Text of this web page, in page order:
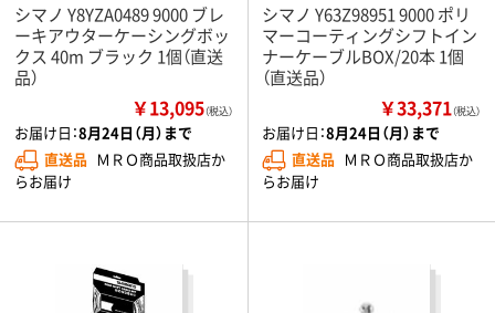
シマノ Y8YZA0489 9000 ブレ
ーキアウターケーシングボッ
クス 40m ブラック 1個（直送
品）
￥13,095（税込）
お届け日：8月24日（月）まで
直送品 ＭＲＯ商品取扱店か
らお届け
シマノ Y63Z98951 9000 ポリ
マーコーティングシフトイン
ナーケーブルBOX/20本 1個
（直送品）
￥33,371（税込）
お届け日：8月24日（月）まで
直送品 ＭＲＯ商品取扱店か
らお届け